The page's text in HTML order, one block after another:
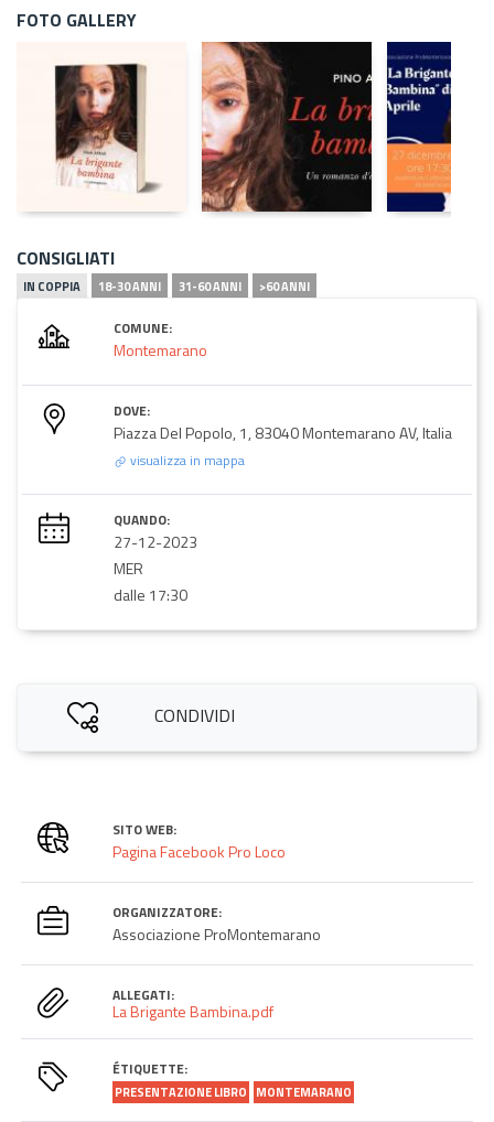
FOTO GALLERY
CONSIGLIATI
IN COPPIA 18-30 ANNI 31-60 ANNI >60 ANNI
COMUNE:
Montemarano
DOVE:
Piazza Del Popolo, 1, 83040 Montemarano AV, Italia
visualizza in mappa
QUANDO:
27-12-2023
MER
dalle 17:30
CONDIVIDI
SITO WEB:
Pagina Facebook Pro Loco
ORGANIZZATORE:
Associazione ProMontemarano
ALLEGATI:
La Brigante Bambina.pdf
ÉTIQUETTE:
PRESENTAZIONE LIBRO MONTEMARANO